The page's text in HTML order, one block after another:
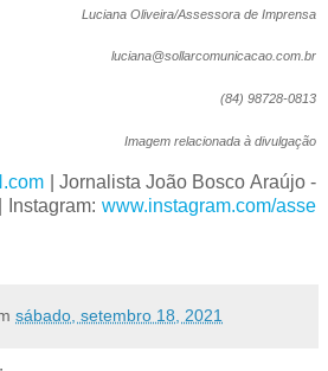
Luciana Oliveira/Assessora de Imprensa
luciana@sollarcomunicacao.com.br
(84) 98728-0813
Imagem relacionada à divulgação
om | Jornalista João Bosco Araújo -
| Instagram: www.instagram.com/asse
sábado, setembro 18, 2021